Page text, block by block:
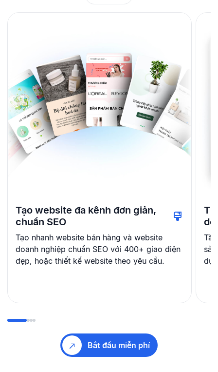
Tạo website đa kênh đơn giản,
chuẩn SEO
Tạo nhanh website bán hàng và website
doanh nghiệp chuẩn SEO với 400+ giao diện
đẹp, hoặc thiết kế website theo yêu cầu.
dễ
Bắt đầu miễn phí